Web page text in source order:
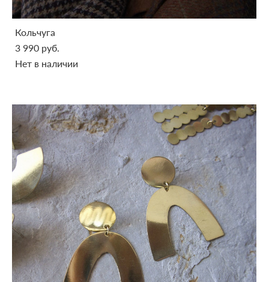
Кольчуга
3 990 pуб.
Нет в наличии